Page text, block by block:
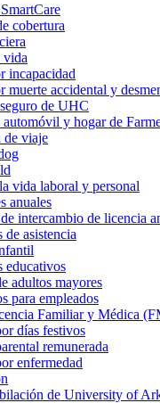
cobertura
vida
incapacidad
muerte accidental y
de UHC
automóvil y hogar de
de viaje
vida laboral y personal
anuales
intercambio de licencia
de asistencia
educativos
adultos mayores
para empleados
Familiar y Médica
días festivos
remunerada
enfermedad
de University of